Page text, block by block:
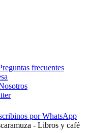
frecuentes
por WhatsApp
- Libros y café